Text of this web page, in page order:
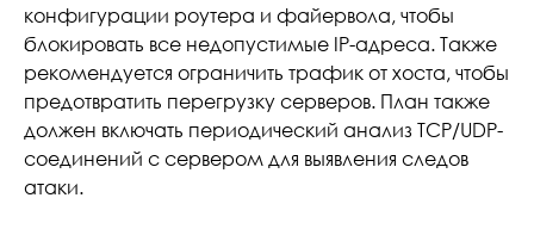
конфигурации роутера и файервола, чтобы
блокировать все недопустимые IP-адреса. Также
рекомендуется ограничить трафик от хоста, чтобы
предотвратить перегрузку серверов. План также
должен включать периодический анализ TCP/UDP-
соединений с сервером для выявления следов
атаки.